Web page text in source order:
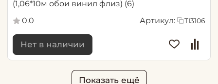
(1,06*10м обои винил флиз) (6)
0.0
Артикул: TI3106
Нет в наличии
Показать ещё